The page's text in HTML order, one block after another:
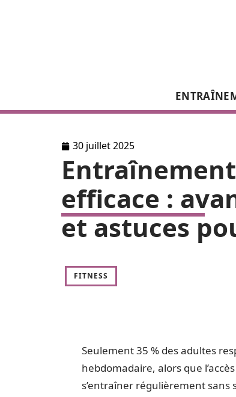
30 juillet 2025
efficace :
et astuces
FITNESS
Seulement 35 % des adultes
hebdomadaire, alors que
s’entraîner régulièrement sans